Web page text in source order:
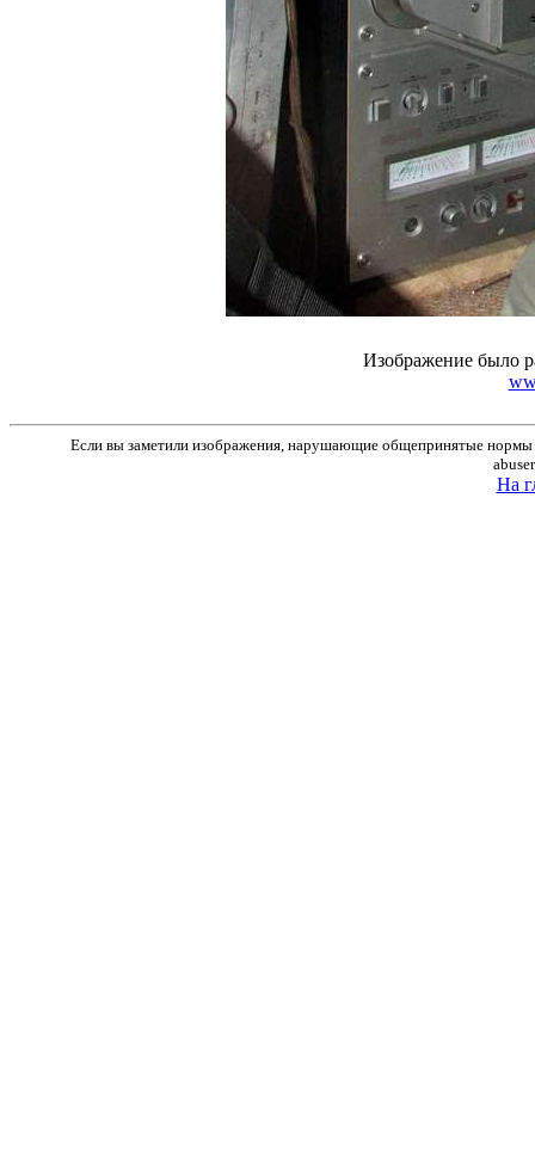
Изображение было
Если вы заметили изображения, нарушающие общепринятые нормы
На